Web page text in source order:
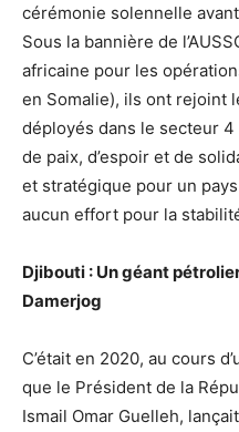
cérémonie solennelle
Sous la bannière de
africaine pour les
en Somalie), ils ont rejoint
déployés dans le secteur
de paix, d’espoir et de
et stratégique pour un
aucun effort pour la
Djibouti : Un géant
Damerjog
C’était en 2020, au cours
que le Président de la
Ismail Omar Guelleh,